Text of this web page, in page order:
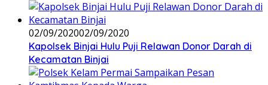
02/09/202002/09/2020
Kapolsek Binjai Hulu Puji Relawan Donor Darah di
Kecamatan Binjai